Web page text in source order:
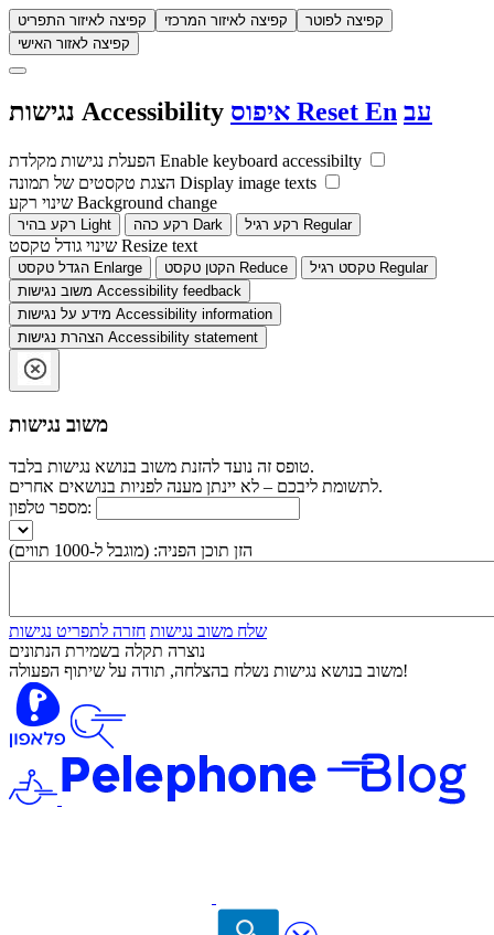
קפיצה לאיזור התפריט קפיצה לאיזור המרכזי
קפיצה לפוטר
קפיצה לאזור האישי
Accessibility Reset En עב
Enable keyboard accessibilty
Display image texts
Background change
Light Dark Regular
Resize text
Enlarge Reduce
Regular
Accessibility feedback
Accessibility information
Accessibility statement
משוב נגישות
טופס זה נועד להזנת משוב בנושא נגישות בלבד.
לתשומת ליבכם – לא יינתן מענה לפניות בנושאים אחרים.
מספר טלפון:
הזן תוכן הפניה: (מוגבל ל-1000 תווים)
שלח משוב נגישות חזרה לתפריט נגישות
נוצרה תקלה בשמירת הנתונים
משוב בנושא נגישות נשלח בהצלחה, תודה על שיתוף הפעולה!